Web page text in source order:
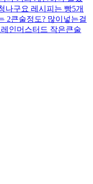
나구요 레시피는 빵5개
2큰술정도? 많이넣는걸
인머스터드 작은큰술